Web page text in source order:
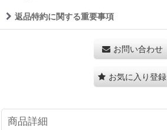
返品特約に関する重要事項
お問い合わせ
お気に入り登録
商品詳細